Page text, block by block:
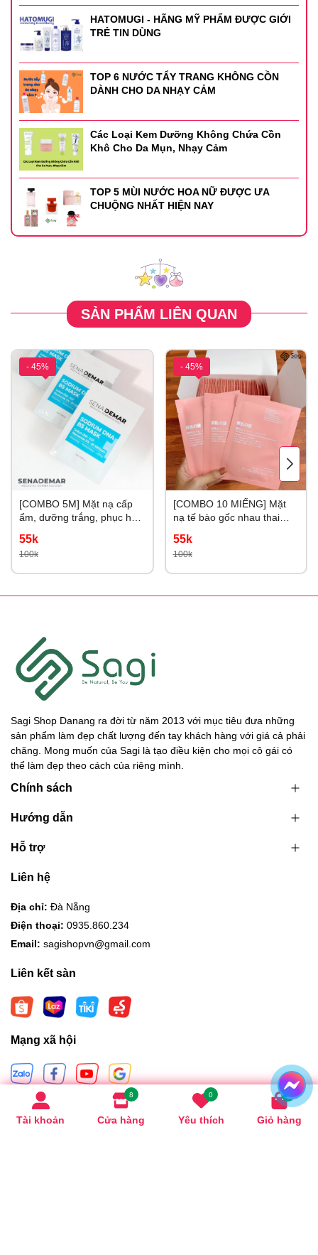
Tài khoản
8
Cửa hàng
0
Yêu thích
0
Giỏ hàng
HATOMUGI - HÃNG MỸ PHẨM ĐƯỢC GIỚI
TRẺ TIN DÙNG
TOP 6 NƯỚC TẨY TRANG KHÔNG CỒN
DÀNH CHO DA NHẠY CẢM
Các Loại Kem Dưỡng Không Chứa Cồn
Khô Cho Da Mụn, Nhạy Cảm
TOP 5 MÙI NƯỚC HOA NỮ ĐƯỢC ƯA
CHUỘNG NHẤT HIỆN NAY
SẢN PHẨM LIÊN QUAN
- 45%
[COMBO 5M] Mặt nạ cấp
ẩm, dưỡng trắng, phục hồi
DNA B5
55k
100k
- 45%
[COMBO 10 MIẾNG] Mặt
nạ tế bào gốc nhau thai
55k
100k
Sagi Shop Danang ra đời từ năm 2013 với mục tiêu đưa những
sản phẩm làm đẹp chất lượng đến tay khách hàng với giá cả phải
chăng. Mong muốn của Sagi là tạo điều kiện cho mọi cô gái có
thể làm đẹp theo cách của riêng mình.
Chính sách
Hướng dẫn
Hỗ trợ
Liên hệ
Địa chỉ: Đà Nẵng
Điện thoại: 0935.860.234
Email: sagishopvn@gmail.com
Liên kết sàn
Mạng xã hội
Hình thức thanh toán